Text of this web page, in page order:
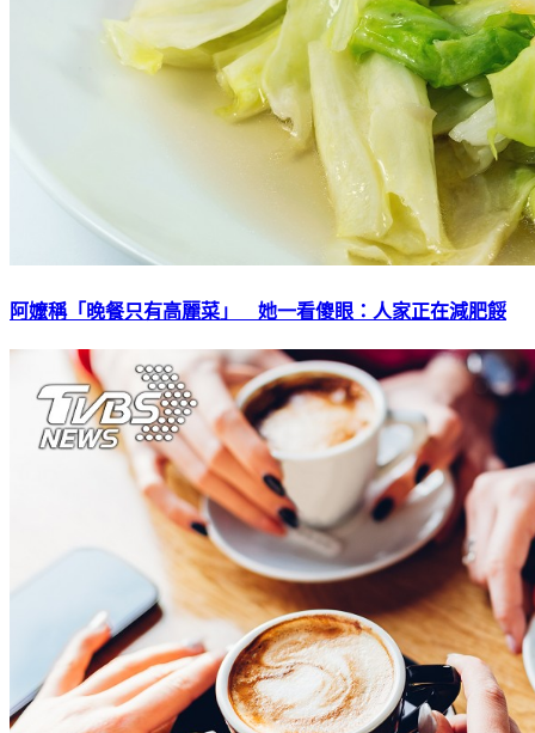
阿嬤稱「晚餐只有高麗菜」 她一看傻眼：人家正在減肥餒